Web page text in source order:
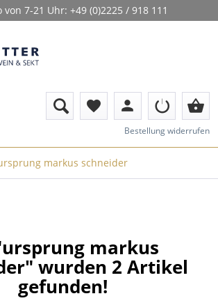
von 7-21 Uhr: +49 (0)2225 / 918 111
favorite person shopping_basket
Bestellung widerrufen
markus schneider
markus
wurden 2 Artikel
gefunden!